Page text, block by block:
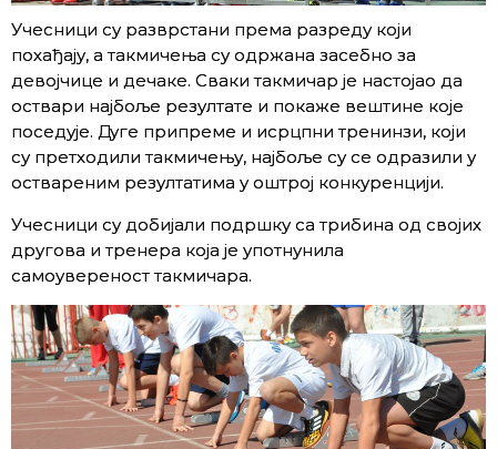
Учесници су разврстани према разреду који
похађају, а такмичења су одржана засебно за
девојчице и дечаке. Сваки такмичар је настојао да
оствари најбоље резултате и покаже вештине које
поседује. Дуге припреме и исрцпни тренинзи, који
су претходили такмичењу, најбоље су се одразили у
оствареним резултатима у оштрој конкуренцији.
Учесници су добијали подршку са трибина од својих
другова и тренера која је употнунила
самоувереност такмичара.